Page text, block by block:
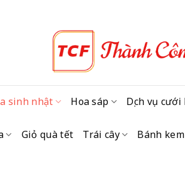
sinh nhật Hoa sáp Dịch vụ cưới
Giỏ quà tết Trái cây Bánh kem